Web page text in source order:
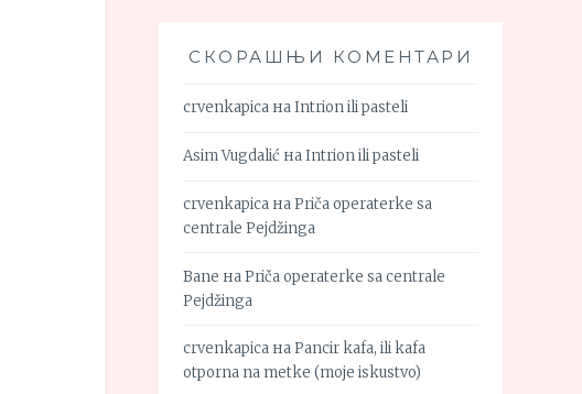
СКОРАШЊИ КОМЕНТАРИ
crvenkapica наIntrion ili pasteli
Asim Vugdalić наIntrion ili pasteli
crvenkapica наPriča operaterke sa
centrale Pejdžinga
Bane наPriča operaterke sa centrale
Pejdžinga
crvenkapica наPancir kafa, ili kafa
otporna na metke (moje iskustvo)